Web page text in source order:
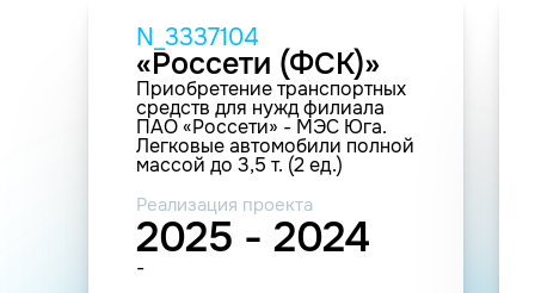
N_3337104
«Россети (ФСК)»
Приобретение транспортных
средств для нужд филиала
ПАО «Россети» - МЭС Юга.
Легковые автомобили полной
массой до 3,5 т. (2 ед.)
Реализация проекта
2025 - 2024
-